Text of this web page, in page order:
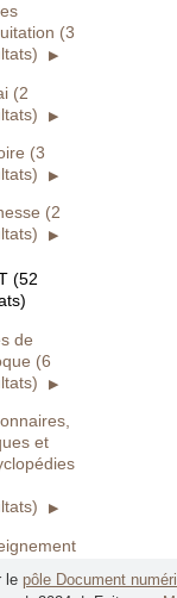
(3
(2
(3
(2
(52
de
(6
et
le pôle Document